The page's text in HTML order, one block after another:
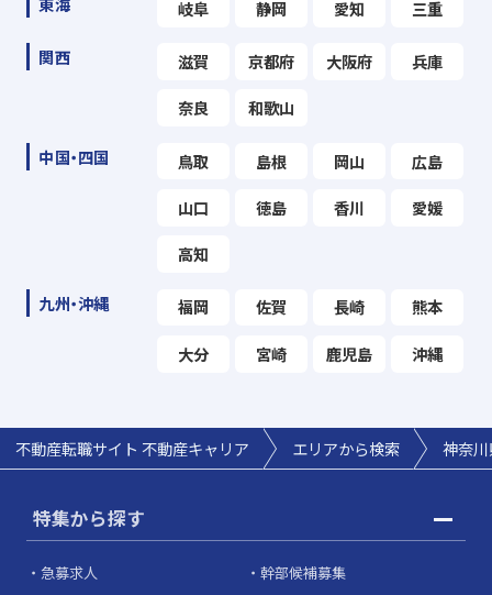
岐阜 静岡 愛知 三重
関西 滋賀 京都府 大阪府 兵庫
奈良 和歌山
中国・四国 鳥取 島根 岡山 広島
山口 徳島 香川 愛媛
高知
九州・沖縄 福岡 佐賀 長崎 熊本
大分 宮崎 鹿児島 沖縄
不動産転職サイト 不動産キャリア エリアから検索 神奈
特集から探す
急募求人
幹部候補募集